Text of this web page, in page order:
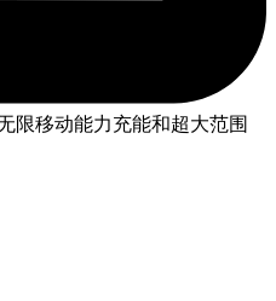
限移动能力充能和超大范围